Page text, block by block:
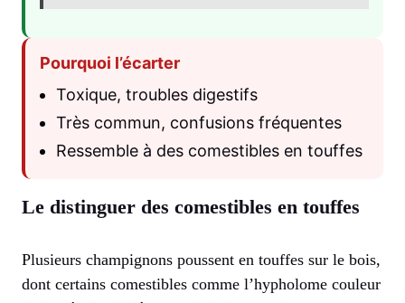
Pourquoi l’écarter
Toxique, troubles digestifs
Très commun, confusions fréquentes
Ressemble à des comestibles en touffes
Le distinguer des comestibles en touffes
Plusieurs champignons poussent en touffes sur le bois,
dont certains comestibles comme l’hypholome couleur